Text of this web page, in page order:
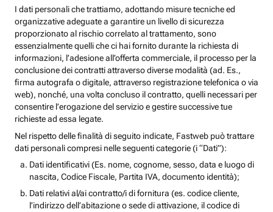
I dati personali che trattiamo, adottando misure tecniche ed
organizzative adeguate a garantire un livello di sicurezza
proporzionato al rischio correlato al trattamento, sono
essenzialmente quelli che ci hai fornito durante la richiesta di
informazioni, l’adesione all’offerta commerciale, il processo per la
conclusione dei contratti attraverso diverse modalità (ad. Es.,
firma autografa o digitale, attraverso registrazione telefonica o via
web), nonché, una volta concluso il contratto, quelli necessari per
consentire l’erogazione del servizio e gestire successive tue
richieste ad essa legate.
Nel rispetto delle finalità di seguito indicate, Fastweb può trattare
dati personali compresi nelle seguenti categorie (i “Dati”):
Dati identificativi (Es. nome, cognome, sesso, data e luogo di
nascita, Codice Fiscale, Partita IVA, documento identità);
Dati relativi al/ai contratto/i di fornitura (es. codice cliente,
l’indirizzo dell’abitazione o sede di attivazione, il codice di